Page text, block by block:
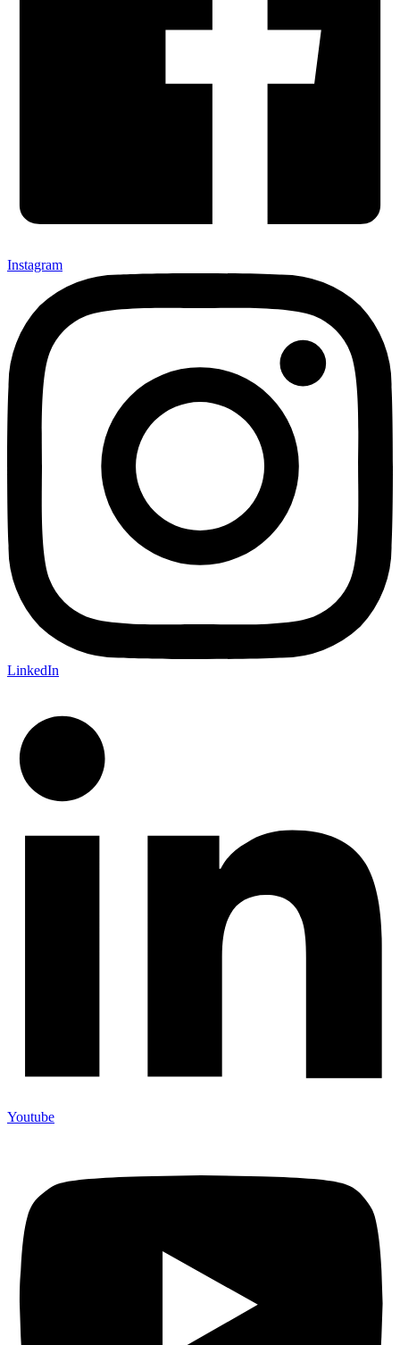
Instagram
LinkedIn
Youtube